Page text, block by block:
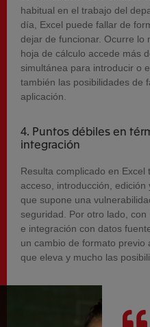
habitual en el trabajo del
día, Excel puede fallar de
dejar de funcionar. Ocurre lo
hoja de cálculo accede más
simultánea para introducir o
también las posibilidades de
aplicación.
4. Puntos débiles en
integración
Resulta complicado en
acceso, introducción,
que supone una
seguridad. Por otro lado,
e integración con datos
un cambio de formato previo
que eleva y mucho las